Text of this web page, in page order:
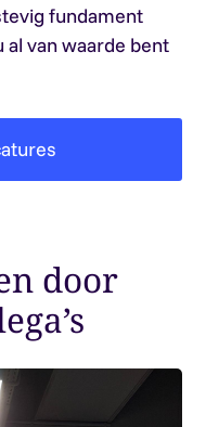
fundament
van waarde bent
door